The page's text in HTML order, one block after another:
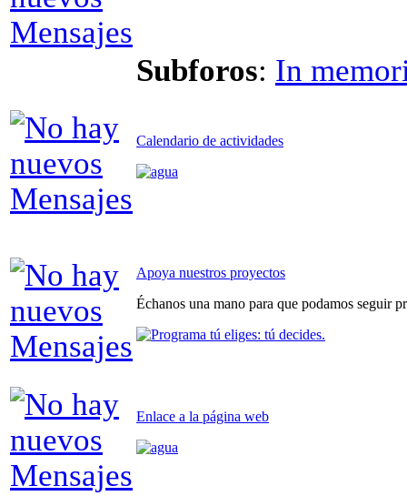
Subforos: In
Calendario de actividades
Apoya nuestros proyectos
Échanos una mano para que podamos seguir
Enlace a la página web